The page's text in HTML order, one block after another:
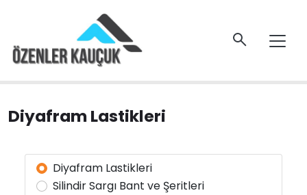
Diyafram Lastikleri
Diyafram Lastikleri
Silindir Sargı Bant ve Şeritleri